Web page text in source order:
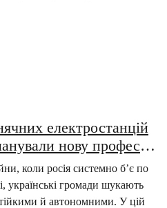
електростанцій
нову професію
енергонезалежність
коли росія системно б’є по
українські громади шукають
й автономними. У цій